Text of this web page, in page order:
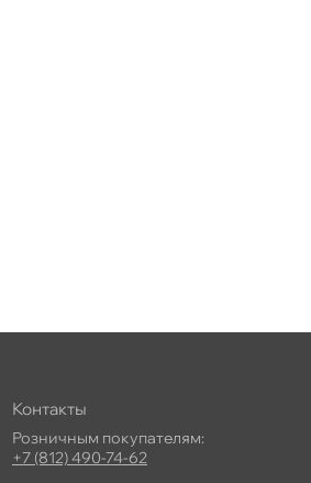
Контакты
Розничным покупателям:
+7 (812) 490-74-62